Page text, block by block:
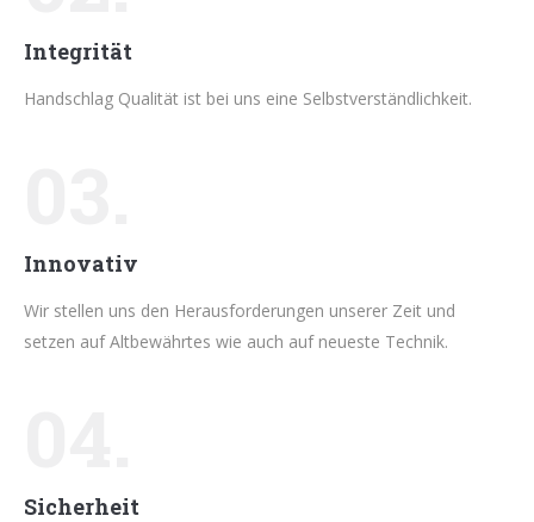
Integrität
Handschlag Qualität ist bei uns eine Selbstverständlichkeit.
Innovativ
Wir stellen uns den Herausforderungen unserer Zeit und
setzen auf Altbewährtes wie auch auf neueste Technik.
Sicherheit